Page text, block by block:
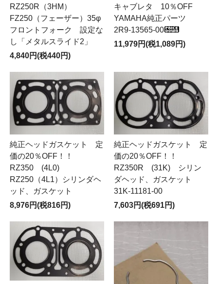
RZ250R（3HM）
FZ250（フェーザー）35φ
フロントフォーク 設定な
し「メタルスライド2」
4,840円(税440円)
キャブレタ 10％OFF
YAMAHA純正パーツ
2R9-13565-00
11,979円(税1,089円)
純正ヘッドガスケット 定
価の20％OFF！！
RZ350 (4L0)
RZ250（4L1）シリンダヘ
ッド、ガスケット
8,976円(税816円)
純正ヘッドガスケット 定
価の20％OFF！！
RZ350R (31K) シリン
ダヘッド、ガスケット
31K-11181-00
7,603円(税691円)